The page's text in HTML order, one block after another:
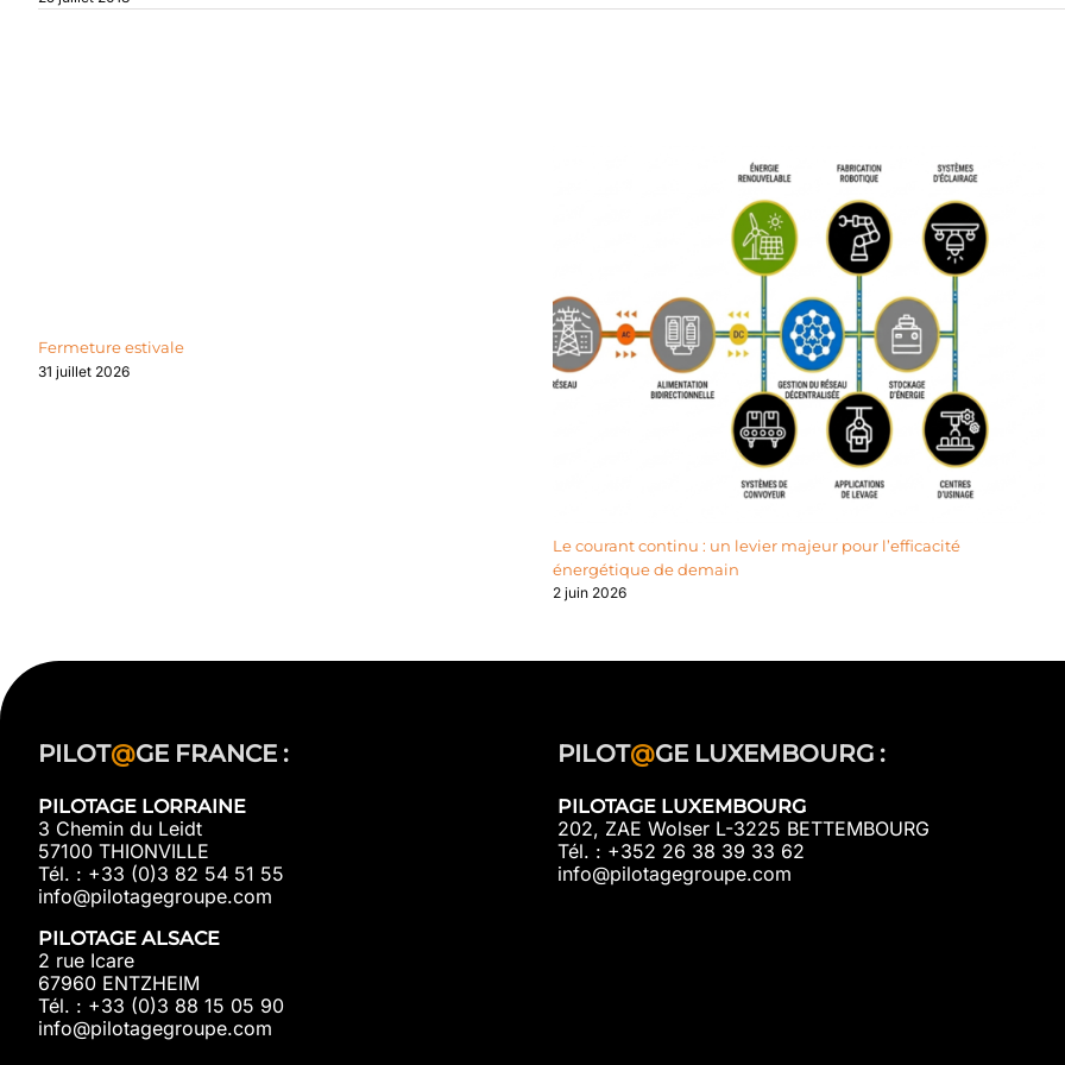
Fermeture estivale
31 juillet 2026
Le courant continu : un levier majeur pour l’efficacité
énergétique de demain
2 juin 2026
PILOT@GE FRANCE :
PILOTAGE LORRAINE
3 Chemin du Leidt
57100 THIONVILLE
Tél. : +33 (0)3 82 54 51 55
info@pilotagegroupe.com
PILOTAGE ALSACE
2 rue Icare
67960 ENTZHEIM
Tél. : +33 (0)3 88 15 05 90
info@pilotagegroupe.com
PILOT@GE LUXEMBOURG :
PILOTAGE LUXEMBOURG
202, ZAE Wolser L-3225 BETTEMBOURG
Tél. : +352 26 38 39 33 62
info@pilotagegroupe.com